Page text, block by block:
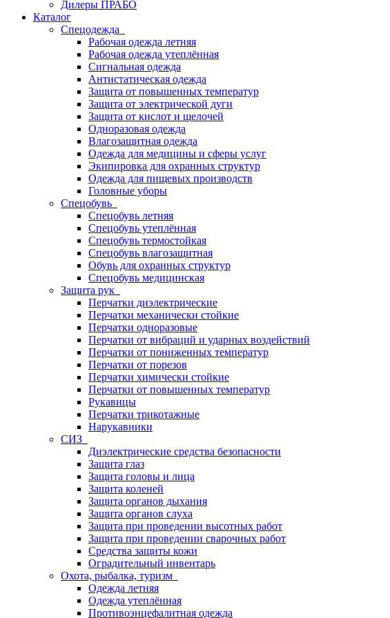
Дилеры ПРАБО
Каталог
Спецодежда
Рабочая одежда летняя
Рабочая одежда утеплённая
Сигнальная одежда
Антистатическая одежда
Защита от повышенных температур
Защита от электрической дуги
Защита от кислот и щелочей
Одноразовая одежда
Влагозащитная одежда
Одежда для медицины и сферы услуг
Экипировка для охранных структур
Одежда для пищевых производств
Головные уборы
Спецобувь
Спецобувь летняя
Спецобувь утеплённая
Спецобувь термостойкая
Спецобувь влагозащитная
Обувь для охранных структур
Спецобувь медицинская
Защита рук
Перчатки диэлектрические
Перчатки механически стойкие
Перчатки одноразовые
Перчатки от вибраций и ударных воздействий
Перчатки от пониженных температур
Перчатки от порезов
Перчатки химически стойкие
Перчатки от повышенных температур
Рукавицы
Перчатки трикотажные
Нарукавники
СИЗ
Диэлектрические средства безопасности
Защита глаз
Защита головы и лица
Защита коленей
Защита органов дыхания
Защита органов слуха
Защита при проведении высотных работ
Защита при проведении сварочных работ
Средства защиты кожи
Оградительный инвентарь
Охота, рыбалка, туризм
Одежда летняя
Одежда утеплённая
Противоэнцефалитная одежда